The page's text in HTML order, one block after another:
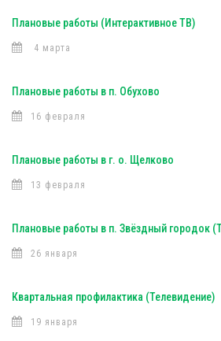
Плановые работы (Интерактивное ТВ)
4 марта
Плановые работы в п. Обухово
16 февраля
Плановые работы в г. о. Щелково
13 февраля
Плановые работы в п. Звёздный городок
26 января
Квартальная профилактика (Телевидение)
19 января